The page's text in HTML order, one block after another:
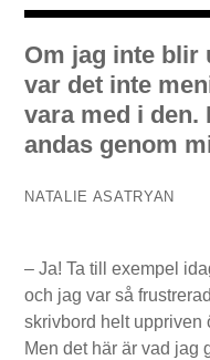
Om jag inte blir
var det inte
vara med i den.
andas genom
NATALIE ASATRYAN
– Ja! Ta till exempel
och jag var så
skrivbord helt uppriven
Men det här är vad jag